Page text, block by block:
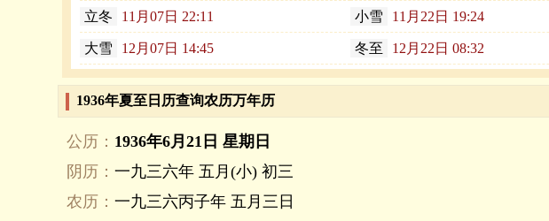
立冬 11月07日 22:11 小雪 11月22日 19:24
大雪 12月07日 14:45 冬至 12月22日 08:32
1936年夏至日历查询农历万年历
公历： 1936年6月21日 星期日
阴历： 一九三六年 五月(小) 初三
农历： 一九三六丙子年 五月三日